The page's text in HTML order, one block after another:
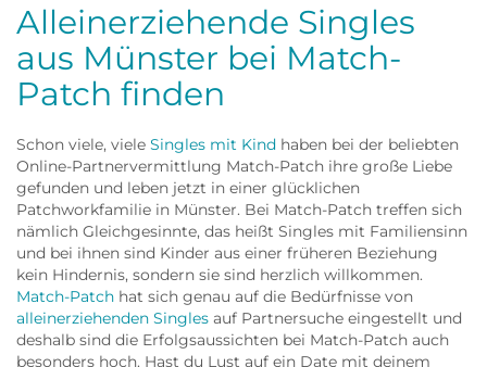
Alleinerziehende Singles
aus Münster bei Match-
Patch finden
Schon viele, viele Singles mit Kind haben bei der beliebten
Online-Partnervermittlung Match-Patch ihre große Liebe
gefunden und leben jetzt in einer glücklichen
Patchworkfamilie in Münster. Bei Match-Patch treffen sich
nämlich Gleichgesinnte, das heißt Singles mit Familiensinn
und bei ihnen sind Kinder aus einer früheren Beziehung
kein Hindernis, sondern sie sind herzlich willkommen.
Match-Patch hat sich genau auf die Bedürfnisse von
alleinerziehenden Singles auf Partnersuche eingestellt und
deshalb sind die Erfolgsaussichten bei Match-Patch auch
besonders hoch. Hast du Lust auf ein Date mit deinem